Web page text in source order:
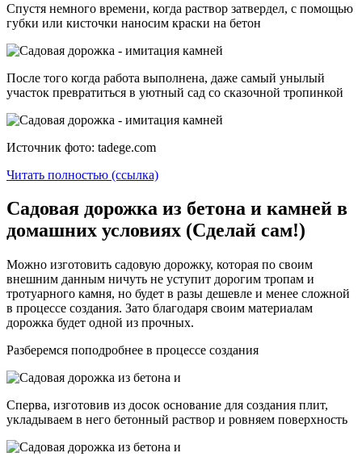
Спустя немного времени, когда раствор затвердел, с помощью
губки или кисточки наносим краски на бетон
После того когда работа выполнена, даже самый унылый
участок превратиться в уютный сад со сказочной тропинкой
Источник фото: tadege.com
Читать полностью (ссылка)
Садовая дорожка из бетона и камней в
домашних условиях (Сделай сам!)
Можно изготовить садовую дорожку, которая по своим
внешним данным ничуть не уступит дорогим тропам и
тротуарного камня, но будет в разы дешевле и менее сложной
в процессе создания. Зато благодаря своим материалам
дорожка будет одной из прочных.
Разберемся поподробнее в процессе создания
Сперва, изготовив из досок основание для создания плит,
укладываем в него бетонный раствор и ровняем поверхность